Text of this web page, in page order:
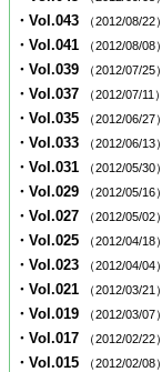
・Vol.043 （2012/08/22）
・Vol.041 （2012/08/08）
・Vol.039 （2012/07/25）
・Vol.037 （2012/07/11）
・Vol.035 （2012/06/27）
・Vol.033 （2012/06/13）
・Vol.031 （2012/05/30）
・Vol.029 （2012/05/16）
・Vol.027 （2012/05/02）
・Vol.025 （2012/04/18）
・Vol.023 （2012/04/04）
・Vol.021 （2012/03/21）
・Vol.019 （2012/03/07）
・Vol.017 （2012/02/22）
・Vol.015 （2012/02/08）